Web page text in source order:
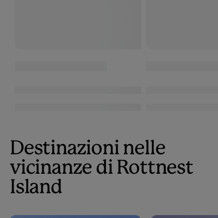
Destinazioni nelle
vicinanze di Rottnest
Island